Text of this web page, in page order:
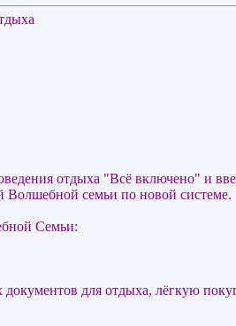
отдыха "Всё включено" и
Волшебной семьи по новой системе.
Семьи:
документов для отдыха, лёгкую